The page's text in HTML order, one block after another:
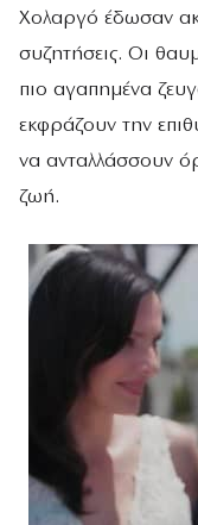
Χολαργό έδωσαν
συζητήσεις. Οι
πιο αγαπημένα
εκφράζουν την
να ανταλλάσσουν
ζωή.